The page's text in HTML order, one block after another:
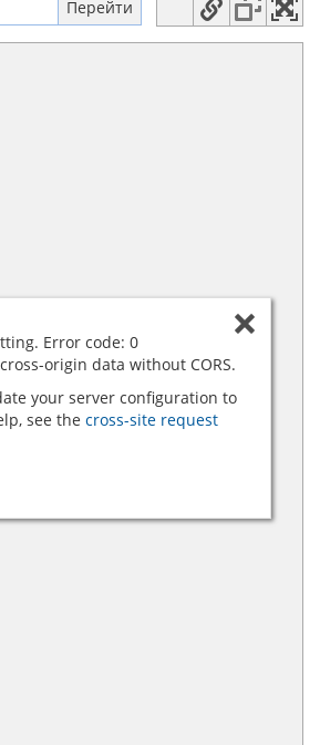
Error code: 0
origin data without CORS.
your server configuration to
see the cross-site request